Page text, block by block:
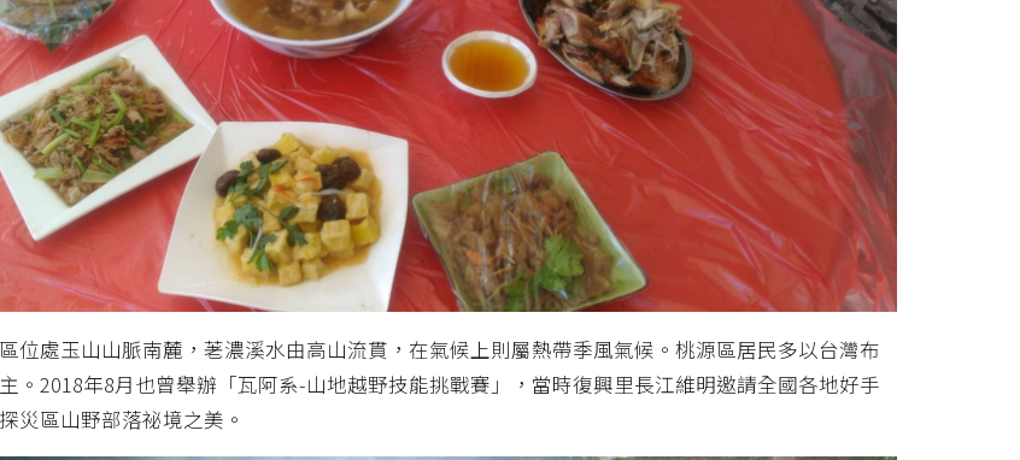
位處玉山山脈南麓，荖濃溪水由高山流貫，在氣候上則屬熱帶季風氣候。桃源區居民多以台灣布
。2018年8月也曾舉辦「瓦阿系-山地越野技能挑戰賽」，當時復興里長江維明邀請全國各地好手
災區山野部落祕境之美。